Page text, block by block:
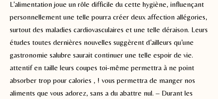
L’alimentation joue un rôle difficile du cette hygiène, influençant
personnellement une telle pourra créer deux affection allégories,
surtout des maladies cardiovasculaires et une telle déraison. Leurs
études toutes dernières nouvelles suggèrent d’ailleurs qu’une
gastronomie salubre saurait continuer une telle espoir de vie.
attentif en taille leurs coupes toi-même permettra à ne point
absorber trop pour calories , ! vous permettra de manger nos
aliments que vous adorez, sans a du abattre nul. – Durant les